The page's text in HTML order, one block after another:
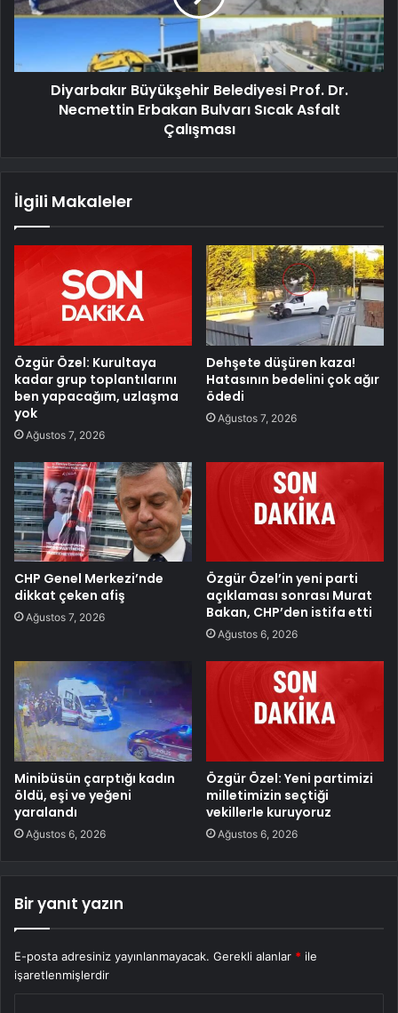
Diyarbakır Büyükşehir Belediyesi Prof. Dr.
Necmettin Erbakan Bulvarı Sıcak Asfalt
Çalışması
İlgili Makaleler
Özgür Özel: Kurultaya
kadar grup toplantılarını
ben yapacağım, uzlaşma
yok
Ağustos 7, 2026
Dehşete düşüren kaza!
Hatasının bedelini çok ağır
ödedi
Ağustos 7, 2026
CHP Genel Merkezi’nde
dikkat çeken afiş
Ağustos 7, 2026
Özgür Özel’in yeni parti
açıklaması sonrası Murat
Bakan, CHP’den istifa etti
Ağustos 6, 2026
Minibüsün çarptığı kadın
öldü, eşi ve yeğeni
yaralandı
Ağustos 6, 2026
Özgür Özel: Yeni partimizi
milletimizin seçtiği
vekillerle kuruyoruz
Ağustos 6, 2026
Bir yanıt yazın
E-posta adresiniz yayınlanmayacak. Gerekli alanlar * ile
işaretlenmişlerdir